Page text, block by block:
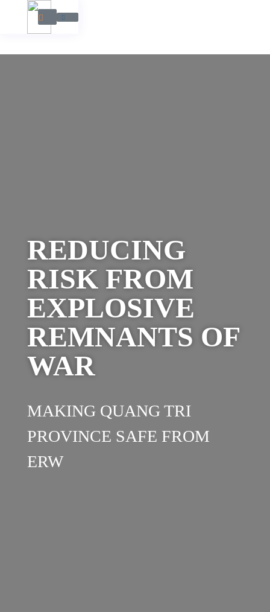
REDUCING
RISK FROM
EXPLOSIVE
REMNANTS OF
WAR
MAKING QUANG TRI
PROVINCE SAFE FROM
ERW